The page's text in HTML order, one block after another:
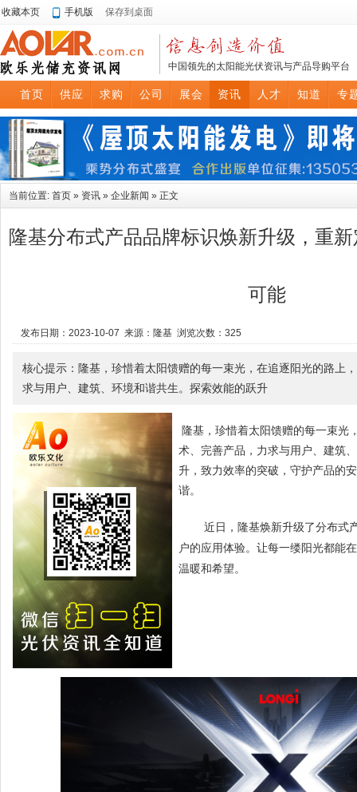
收藏本页 手机版 保存到桌面
中国领先的太阳能光伏资讯与产品导购平台
首页 供应 求购 公司 展会 资讯 人才 知道 专
当前位置: 首页 » 资讯 » 企业新闻 » 正文
隆基分布式产品品牌标识焕新升级，重
可能
发布日期：2023-10-07 来源：隆基 浏览次数： 325
核心提示：隆基，珍惜着太阳馈赠的每一束光，在追逐阳光的路上
求与用户、建筑、环境和谐共生。探索效能的跃升
隆基 ，珍惜着太阳馈赠的每一束光
术、完善产品，力求与用户、建筑
升，致力效率的突破，守护产品的
谐。
近日，隆基焕新升级了分布式
户的应用体验。让每一缕阳光都能
温暖和希望。